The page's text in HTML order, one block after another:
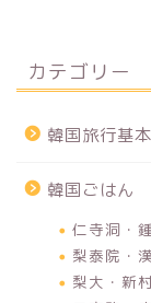
カテゴリー
韓国旅行基
韓国ごはん
仁寺洞・
梨泰院・
梨大・新村